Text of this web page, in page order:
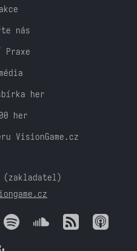
nás
her
her
VisionGame.cz
(zakladatel)